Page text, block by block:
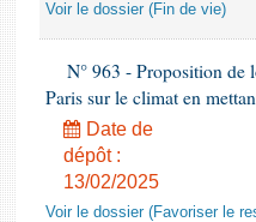
Voir le dossier (Fin de vie)
N° 963 - Proposition de
Paris sur le climat en
Date de
dépôt :
13/02/2025
Voir le dossier (Favoriser le